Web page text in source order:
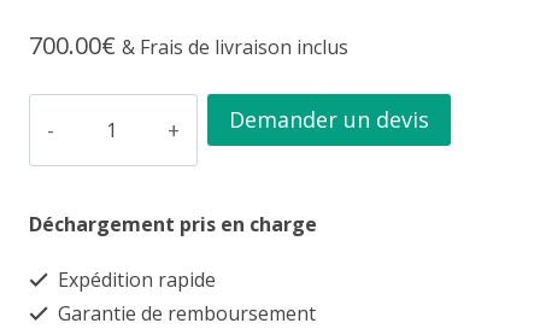
700.00€ & Frais de livraison inclus
Florence
233x132x39
+
Demander un devis
Déchargement pris en charge
Expédition rapide
Garantie de remboursement